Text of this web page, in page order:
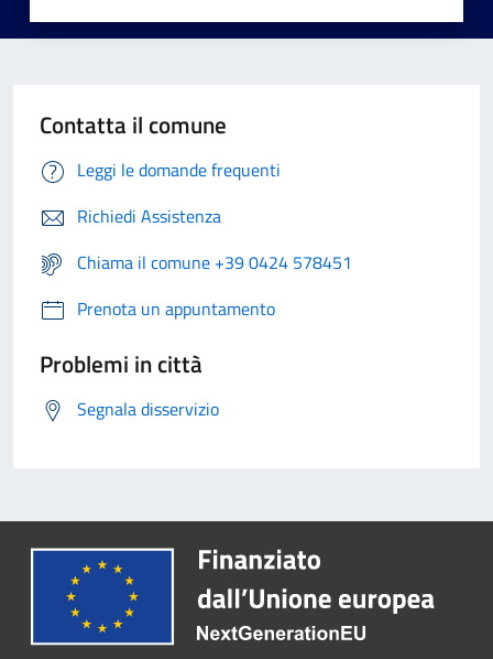
Contatta il comune
Leggi le domande frequenti
Richiedi Assistenza
Chiama il comune +39 0424 578451
Prenota un appuntamento
Problemi in città
Segnala disservizio